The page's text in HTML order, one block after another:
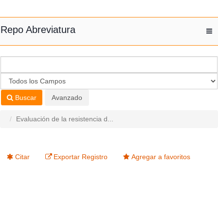
Repo Abreviatura
Buscar Avanzado
Evaluación de la resistencia d...
Citar Exportar Registro Agregar a favoritos